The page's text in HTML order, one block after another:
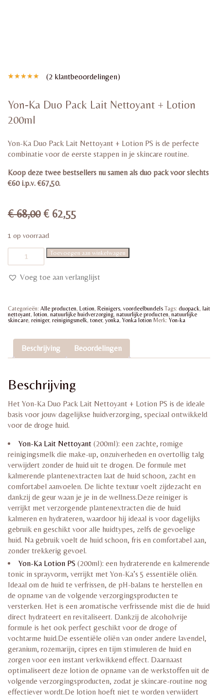
gebaseerd
opklant
(2 klantbeoordelingen)
Yon-Ka Duo Pack Lait Nettoyant + Lotion
200ml
Yon-Ka Duo Pack Lait Nettoyant + Lotion PS is de perfecte
combinatie voor de eerste stappen in je skincare routine.
Koop deze twee bestsellers nu samen als duo pack voor slechts
€60 i.p.v. €67,50.
€68,00 Oorspronkelijke
was:
€ 68,00.
€ 62,55Huidige
€ 62,55.
1 op voorraad
Yon-
Duo
Pack
Lait
Lotion
200ml
aantal
Toevoegen aan winkelwagen
Voeg toe aan verlanglijst
Categorieën: Alle producten, Lotion, Reinigers, voordeelbundels Tags: duopack, lait
nettoyant, lotion, natuurlijke huidverzorging, natuurlijke producten,natuurlijke
skincare, reiniger, reinigingsmelk, toner,yonka, Yonka lotion Merk: Yon-ka
Beschrijving Beoordelingen
Beschrijving
Het Yon-Ka Duo Pack Lait Nettoyant + Lotion PS is de ideale
basis voor jouw dagelijkse huidverzorging, speciaal ontwikkeld
voor de droge huid.
Yon-Ka Lait Nettoyant (200ml): een zachte, romige
reinigingsmelk die make-up, onzuiverheden en overtollig talg
verwijdert zonder de huid uit te drogen. De formule met
kalmerende plantenextracten laat de huid schoon, zacht en
comfortabel aanvoelen. De lichte textuur voelt zijdezacht en
dankzij de geur waan je je in de wellness.Deze reiniger is
verrijkt met verzorgende plantenextracten die de huid
kalmeren en hydrateren, waardoor hij ideaal is voor dagelijks
gebruik en geschikt voor alle huidtypes, zelfs de gevoelige
huid. Na gebruik voelt de huid schoon, fris en comfortabel aan,
zonder trekkerig gevoel.
Yon-Ka Lotion PS (200ml): een hydraterende en kalmerende
tonic in sprayvorm, verrijkt met Yon-Ka’s 5 essentiële oliën.
Ideaal om de huid te verfrissen, de pH-balans te herstellen en
de opname van de volgende verzorgingsproducten te
versterken. Het is een aromatische verfrissende mist die de huid
direct hydrateert en revitaliseert. Dankzij de alcoholvrije
formule is het ook perfect geschikt voor de droge of
vochtarme huid.De essentiële oliën van onder andere lavendel,
geranium, rozemarijn, cipres en tijm stimuleren de huid en
zorgen voor een instant verkwikkend effect. Daarnaast
optimaliseert deze lotion de opname van de werkstoffen uit de
volgende verzorgingsproducten, zodat je skincare-routine nog
effectiever wordt.De lotion hoeft niet te worden verwijdert